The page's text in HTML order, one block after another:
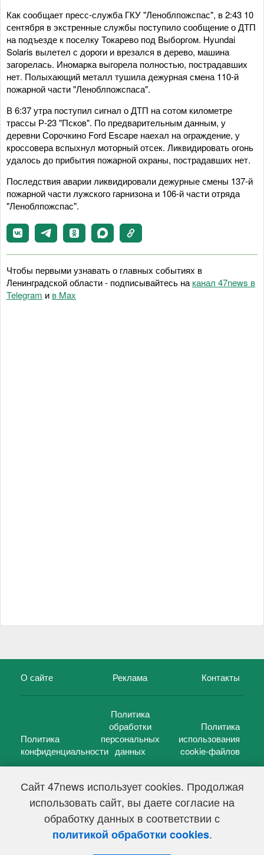
Сайт 47news использует cookies. Продолжая
использовать сайт, вы даете согласие на
обработку данных в соответствии с
политикой обработки cookies.
Как сообщает пресс-служба ГКУ "Леноблпожспас", в 2:43 10
сентября в экстренные службы поступило сообщение о ДТП
на подъезде к поселку Токарево под Выборгом. Hyundai
Solaris вылетел с дороги и врезался в дерево, машина
загорелась. Иномарка выгорела полностью, пострадавших
нет. Полыхающий металл тушила дежурная смена 110-й
пожарной части "Леноблпожспаса".
В 6:37 утра поступил сигнал о ДТП на сотом километре
трассы Р-23 "Псков". По предварительным данным, у
деревни Сорочкино Ford Escape наехал на ограждение, у
кроссовера вспыхнул моторный отсек. Ликвидировать огонь
удалось до прибытия пожарной охраны, пострадавших нет.
Последствия аварии ликвидировали дежурные смены 137-й
пожарной части лужского гарнизона и 106-й части отряда
"Леноблпожспас".
Чтобы первыми узнавать о главных событиях в
Ленинградской области - подписывайтесь на канал 47news в
Telegram и в Maх
О сайте Реклама Контакты
Политика
конфиденциальности
Политика
обработки
персональных
данных
Политика
использования
cookie-файлов
47 новостей (47 news)2005 — 2026 г.
Свидетельство о регистрации СМИ Эл № ФС 77-39848, выдано
Федеральной службой по надзору в сфере связи,
информационных технологий и массовых коммуникаций